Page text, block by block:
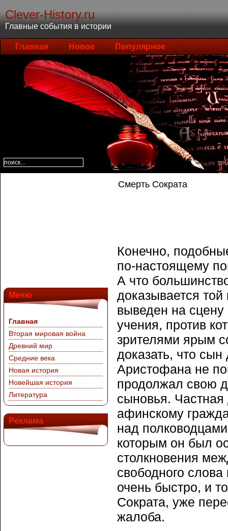
Clever-History.ru
Главные события в истории
Главная Новое Популярное
Меню
Главная
Вторая мировая война
Древний мир
Средние века
Новая история
Новейшая история
Литература
Реклама
Смерть Сократа
Конечно,
по-настоящему
А что
доказывается
выведен на сцену
учения, против
зрителями ярым
доказать, что
Аристофана не
продолжал свою
сыновья.
афинскому
над
которым он был
столкновения
свободного
очень быстро, и
Сократа, уже
жалоба.